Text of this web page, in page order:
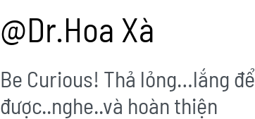
@Dr.Hoa Xà
Be Curious! Thả lỏng…lắng để
được..nghe..và hoàn thiện